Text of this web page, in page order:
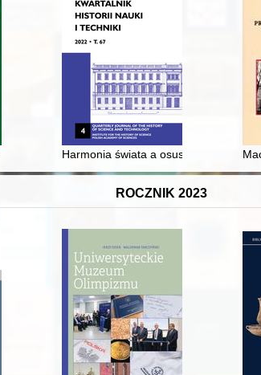
próba rekonstrukcji modelu ekonomicznego
Harmonia świata a osuszanie
ROCZNIK 2023